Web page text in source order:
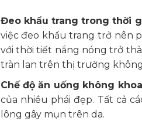
Đeo khẩu trang trong thời
việc đeo khẩu trang trở nên
với thời tiết nắng nóng trở
tràn lan trên thị trường
Chế độ ăn uống không
của nhiều phái đẹp. Tất cả
lông gây mụn trên da.